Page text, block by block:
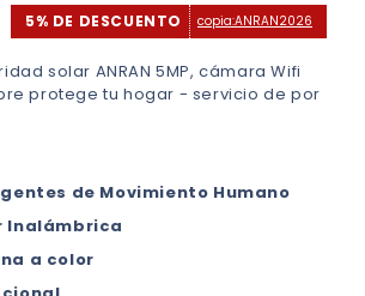
5% DE DESCUENTO copia:ANRAN2026
solar ANRAN 5MP, cámara Wifi
protege tu hogar - servicio de por
de Movimiento Humano
Inalámbrica
a color